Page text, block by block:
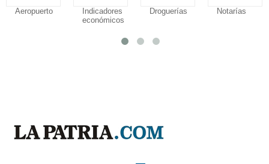
Aeropuerto
Indicadores
económicos
Droguerías Notarías